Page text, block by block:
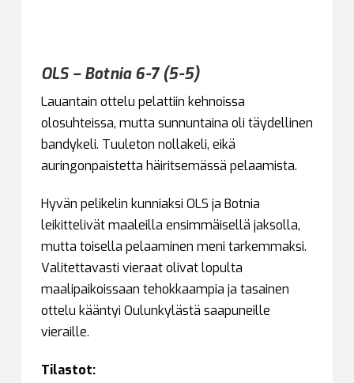
OLS – Botnia 6-7 (5-5)
Lauantain ottelu pelattiin kehnoissa
olosuhteissa, mutta sunnuntaina oli täydellinen
bandykeli. Tuuleton nollakeli, eikä
auringonpaistetta häiritsemässä pelaamista.
Hyvän pelikelin kunniaksi OLS ja Botnia
leikittelivät maaleilla ensimmäisellä jaksolla,
mutta toisella pelaaminen meni tarkemmaksi.
Valitettavasti vieraat olivat lopulta
maalipaikoissaan tehokkaampia ja tasainen
ottelu kääntyi Oulunkylästä saapuneille
vieraille.
Tilastot: